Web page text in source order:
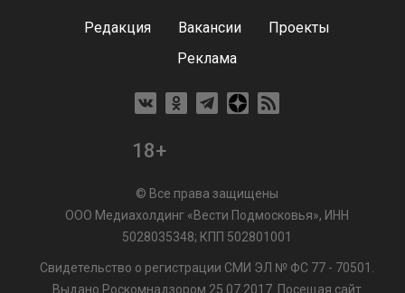
Редакция Вакансии
Проекты
Реклама
18+
© Все права защищены
ООО Медиахолдинг «Вести Подмосковья», ИНН
5028035348; КПП 502801001
Свидетельство о регистрации СМИ ЭЛ № ФС 77 - 70501.
Выдано Роскомнадзором 25.07.2017. Посещая сайт